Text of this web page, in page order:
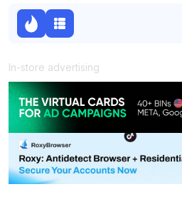
In-store advertising